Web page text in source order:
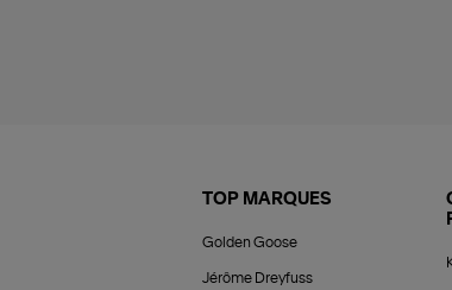
TOP MARQUES
Golden Goose
Jérôme Dreyfuss